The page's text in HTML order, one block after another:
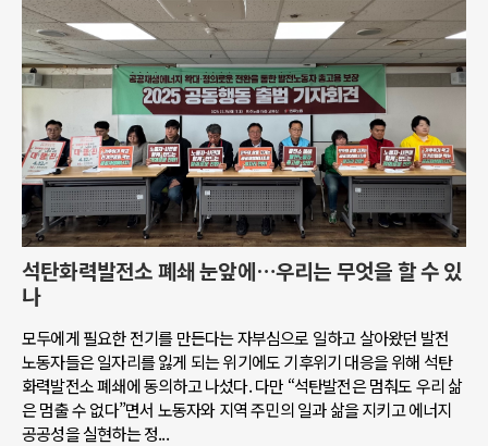
석탄화력발전소 폐쇄 눈앞에…우리는 무엇을 할 수 있
나
모두에게 필요한 전기를 만든다는 자부심으로 일하고 살아왔던 발전
노동자들은 일자리를 잃게 되는 위기에도 기후위기 대응을 위해 석탄
화력발전소 폐쇄에 동의하고 나섰다. 다만 “석탄발전은 멈춰도 우리 삶
은 멈출 수 없다”면서 노동자와 지역 주민의 일과 삶을 지키고 에너지
공공성을 실현하는 정...